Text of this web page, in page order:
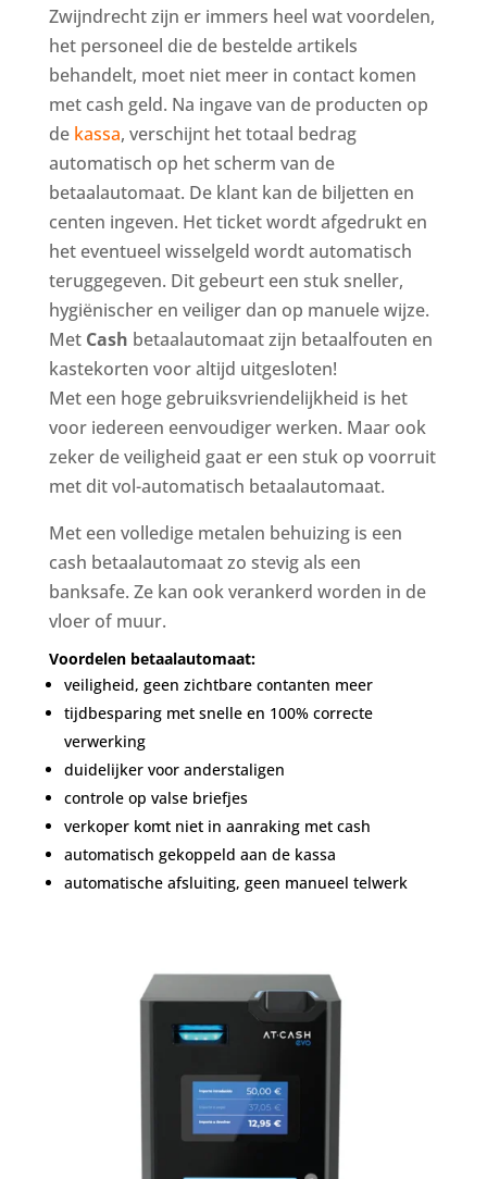
Zwijndrecht zijn er immers heel wat voordelen,
het personeel die de bestelde artikels
behandelt, moet niet meer in contact komen
met cash geld. Na ingave van de producten op
de kassa, verschijnt het totaal bedrag
automatisch op het scherm van de
betaalautomaat. De klant kan de biljetten en
centen ingeven. Het ticket wordt afgedrukt en
het eventueel wisselgeld wordt automatisch
teruggegeven. Dit gebeurt een stuk sneller,
hygiënischer en veiliger dan op manuele wijze.
Met Cash betaalautomaat zijn betaalfouten en
kastekorten voor altijd uitgesloten!
Met een hoge gebruiksvriendelijkheid is het
voor iedereen eenvoudiger werken. Maar ook
zeker de veiligheid gaat er een stuk op voorruit
met dit vol-automatisch betaalautomaat.
Met een volledige metalen behuizing is een
cash betaalautomaat zo stevig als een
banksafe. Ze kan ook verankerd worden in de
vloer of muur.
Voordelen betaalautomaat:
veiligheid, geen zichtbare contanten meer
tijdbesparing met snelle en 100% correcte
verwerking
duidelijker voor anderstaligen
controle op valse briefjes
verkoper komt niet in aanraking met cash
automatisch gekoppeld aan de kassa
automatische afsluiting, geen manueel telwerk